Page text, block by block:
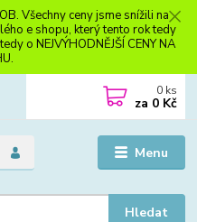
Všechny ceny jsme snížili na
e shopu, který tento rok tedy
o NEJVÝHODNĚJŠÍ CENY NA
Menu
Hledat
0 ks
za 0 Kč